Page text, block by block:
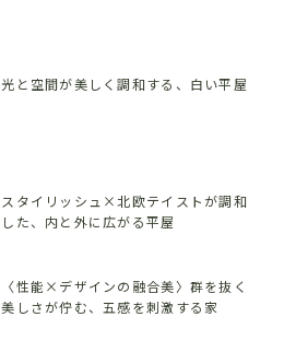
光と空間が美しく調和する、白い平屋
スタイリッシュ×北欧テイストが調和
した、内と外に広がる平屋
〈性能×デザインの融合美〉群を抜く
美しさが佇む、五感を刺激する家